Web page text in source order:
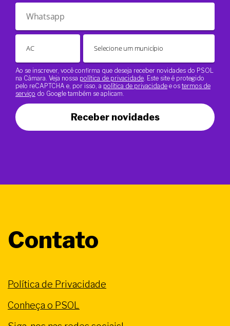
Ao se inscrever, você confirma que deseja receber novidades do PSOL
na Câmara. Veja nossa política de privacidade . Este site é protegido
pelo reCAPTCHA e, por isso, a política de privacidade e os termos de
serviço do Google também se aplicam.
Receber novidades
Contato
Política de Privacidade
Conheça o PSOL